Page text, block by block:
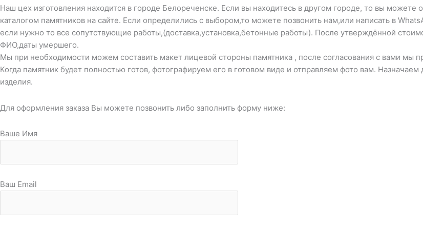
Наш цех изготовления находится в городе Белореченске. Если вы находитесь в другом городе, то вы можете
каталогом памятников на сайте. Если определились с выбором,то можете позвонить нам,или написать в
если нужно то все сопутствующие работы,(доставка,установка,бетонные работы). После утверждённой
ФИО,даты умершего.
Мы при необходимости можем составить макет лицевой стороны памятника , после согласования с вами мы
Когда памятник будет полностью готов, фотографируем его в готовом виде и отправляем фото вам.
изделия.
Для оформления заказа Вы можете позвонить либо заполнить форму ниже:
Ваше Имя
Ваш Email